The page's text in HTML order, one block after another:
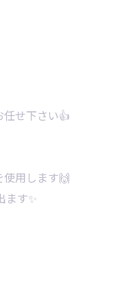
せ下さい👍
用します🙌
ます✨